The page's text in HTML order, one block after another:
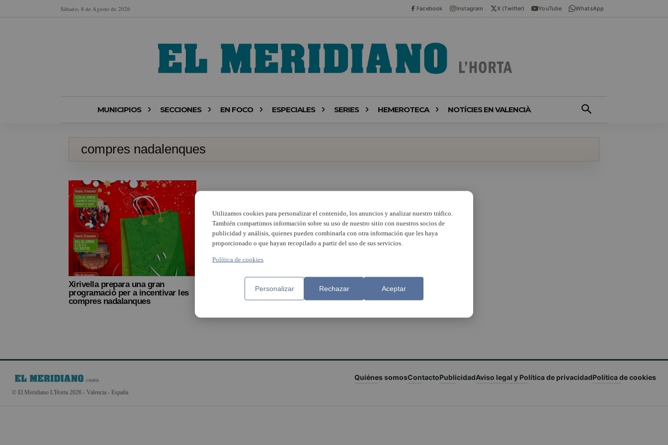
Sábado, 8 de Agosto de 2026 Facebook Instagram X (Twitter) YouTube WhatsApp
MUNICIPIOS SECCIONES EN FOCO ESPECIALES SERIES HEMEROTECA NOTÍCIES EN VALENCIÀ
compres nadalenques
Xirivella prepara una gran
programació per a incentivar les
compres nadalanques
© El Meridiano L'Horta 2026 - Valencia - España
Quiénes somosContactoPublicidadAviso legal y Política de privacidadPolítica de cookies
Utilizamos cookies para personalizar el contenido, los anuncios y analizar nuestro tráfico.
También compartimos información sobre su uso de nuestro sitio con nuestros socios de
publicidad y análisis, quienes pueden combinarla con otra información que les haya
proporcionado o que hayan recopilado a partir del uso de sus servicios.
Política de cookies
Personalizar Rechazar Aceptar